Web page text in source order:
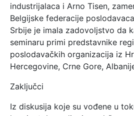
industrijalaca i Arnо Tisen,
Belgijske federacije
Srbije je imala zadovoljstvo da
seminaru primi predstavnike
poslodavačkih organizacija iz
Hercegovine, Crne Gore,
Zaključci
Iz diskusija koje su vođene u